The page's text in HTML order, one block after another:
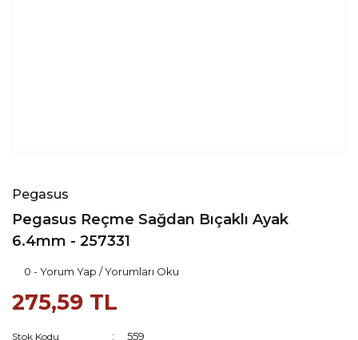
Pegasus
Pegasus Reçme Sağdan Bıçaklı Ayak
6.4mm - 257331
0 - Yorum Yap / Yorumları Oku
275,59 TL
Stok Kodu 559